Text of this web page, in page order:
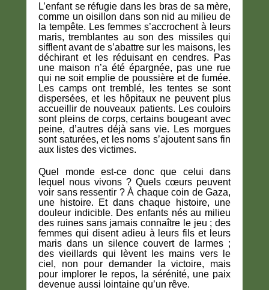
L’enfant se réfugie dans les bras de sa mère,
comme un oisillon dans son nid au milieu de
la tempête. Les femmes s’accrochent à leurs
maris, tremblantes au son des missiles qui
sifflent avant de s’abattre sur les maisons, les
déchirant et les réduisant en cendres. Pas
une maison n’a été épargnée, pas une rue
qui ne soit emplie de poussière et de fumée.
Les camps ont tremblé, les tentes se sont
dispersées, et les hôpitaux ne peuvent plus
accueillir de nouveaux patients. Les couloirs
sont pleins de corps, certains bougeant avec
peine, d’autres déjà sans vie. Les morgues
sont saturées, et les noms s’ajoutent sans fin
aux listes des victimes.
Quel monde est-ce donc que celui dans
lequel nous vivons ? Quels cœurs peuvent
voir sans ressentir ? À chaque coin de Gaza,
une histoire. Et dans chaque histoire, une
douleur indicible. Des enfants nés au milieu
des ruines sans jamais connaître le jeu ; des
femmes qui disent adieu à leurs fils et leurs
maris dans un silence couvert de larmes ;
des vieillards qui lèvent les mains vers le
ciel, non pour demander la victoire, mais
pour implorer le repos, la sérénité, une paix
devenue aussi lointaine qu’un rêve.